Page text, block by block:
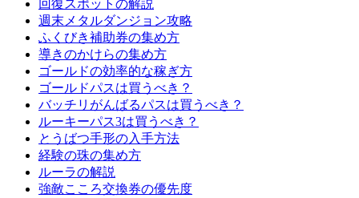
回復スポットの解説
週末メタルダンジョン攻略
ふくびき補助券の集め方
導きのかけらの集め方
ゴールドの効率的な稼ぎ方
ゴールドパスは買うべき？
バッチリがんばるパスは買うべき？
ルーキーパス3は買うべき？
とうばつ手形の入手方法
経験の珠の集め方
ルーラの解説
強敵こころ交換券の優先度